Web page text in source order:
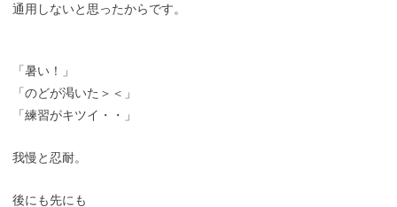
通用しないと思ったからです。
「暑い！」
「のどが渇いた＞＜」
「練習がキツイ・・」
我慢と忍耐。
後にも先にも